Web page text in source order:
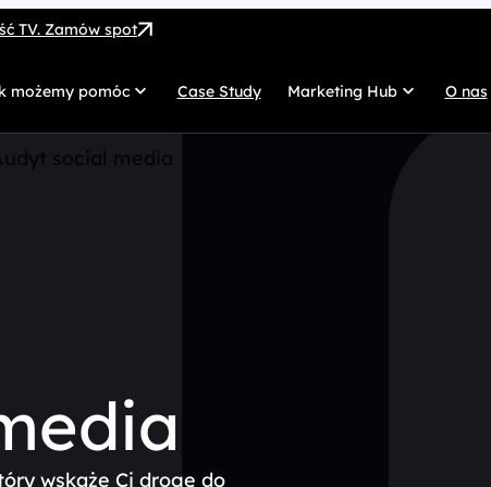
TV. Zamów spot
możemy pomóc Case Study Marketing Hub O nas
wskaże Ci drogę do